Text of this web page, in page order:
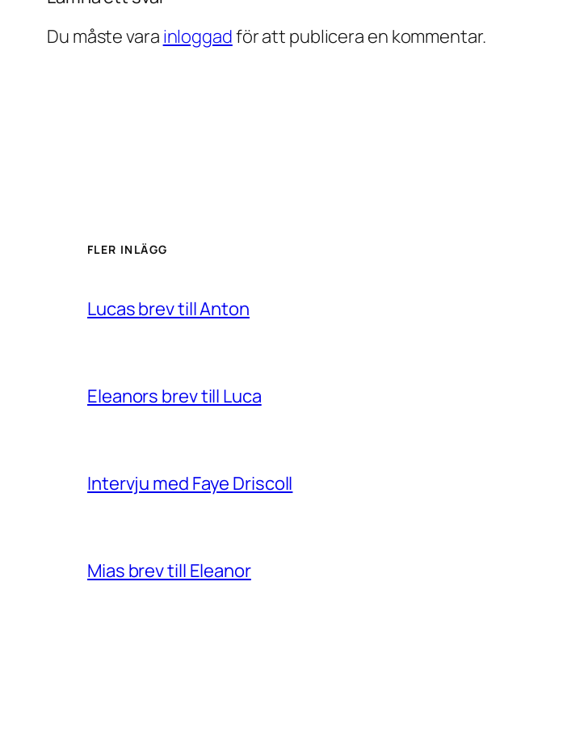
Du måste vara inloggadför att publicera en kommentar.
FLER INLÄGG
Lucas brev till Anton
Eleanors brev till Luca
Intervju med Faye Driscoll
Mias brev till Eleanor